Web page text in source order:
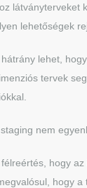
látványterveket
lehetőségek
lehet,
tervek
nem
hogy
hogy a